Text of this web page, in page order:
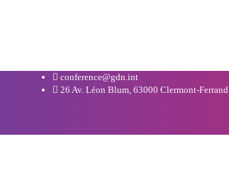
conference@gdn.int
26 Av. Léon Blum, 63000 Clermont-Ferrand